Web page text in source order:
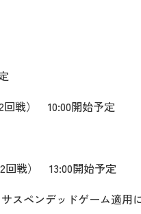
回戦） 10:00開始予定
回戦） 13:00開始予定
ンデッドゲーム適用